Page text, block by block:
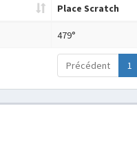
Place Scratch
479°
Précédent 1